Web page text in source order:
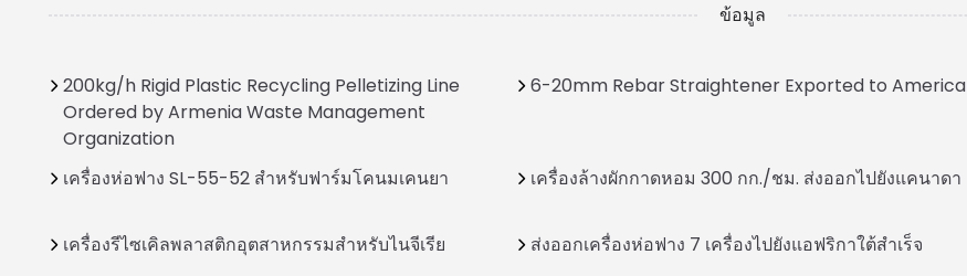
ข้อมูล
200kg/h Rigid Plastic Recycling Pelletizing Line
Ordered by Armenia Waste Management
Organization
6-20mm Rebar Straightener Exported to America
เครื่องห่อฟาง SL-55-52 สำหรับฟาร์มโคนมเคนยา เครื่องล้างผักกาดหอม 300 กก./ชม. ส่งออกไปยังแคนาดา
เครื่องรีไซเคิลพลาสติกอุตสาหกรรมสำหรับไนจีเรีย
ส่งออกเครื่องห่อฟาง 7 เครื่องไปยังแอฟริกาใต้สำเร็จ